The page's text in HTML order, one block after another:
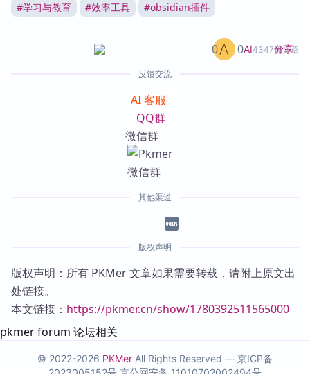
#学习与教育 #效率工具 #obsidian插件
AI4347篇文章
0 0 分享
反馈交流
AI 客服
QQ群
微信群
其他渠道
版权声明
版权声明：所有 PKMer 文章如果需要转载，请附上原文出
处链接。
本文链接： https://pkmer.cn/show/1780392511565000
pkmer forum 论坛相关
© 2022-2026 PKMer All Rights Reserved — 京ICP备